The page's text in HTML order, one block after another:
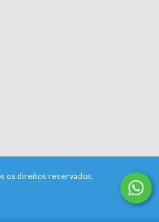
os direitos reservados.